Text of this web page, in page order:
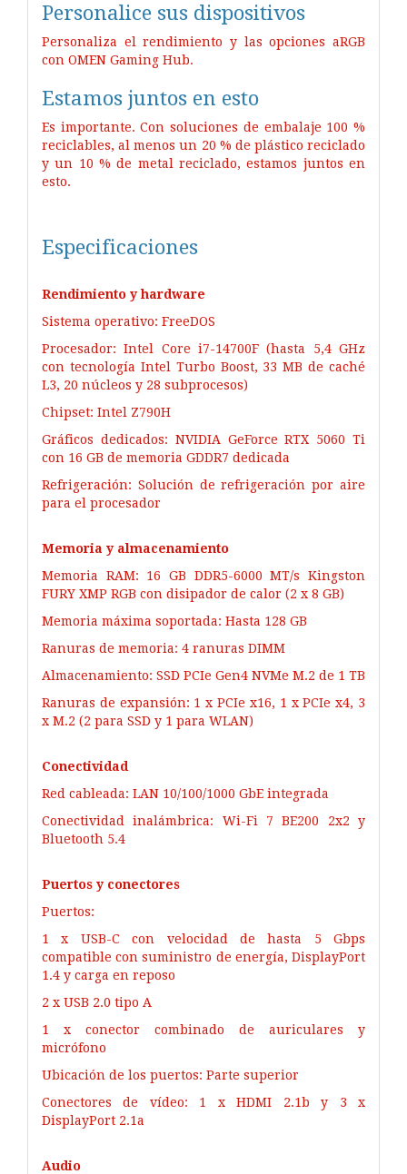
Personalice sus dispositivos
Personaliza el rendimiento y las opciones aRGB
con OMEN Gaming Hub.
Estamos juntos en esto
Es importante. Con soluciones de embalaje 100 %
reciclables, al menos un 20 % de plástico reciclado
y un 10 % de metal reciclado, estamos juntos en
esto.
Especificaciones
Rendimiento y hardware
Sistema operativo: FreeDOS
Procesador: Intel Core i7-14700F (hasta 5,4 GHz
con tecnología Intel Turbo Boost, 33 MB de caché
L3, 20 núcleos y 28 subprocesos)
Chipset: Intel Z790H
Gráficos dedicados: NVIDIA GeForce RTX 5060 Ti
con 16 GB de memoria GDDR7 dedicada
Refrigeración: Solución de refrigeración por aire
para el procesador
Memoria y almacenamiento
Memoria RAM: 16 GB DDR5-6000 MT/s Kingston
FURY XMP RGB con disipador de calor (2 x 8 GB)
Memoria máxima soportada: Hasta 128 GB
Ranuras de memoria: 4 ranuras DIMM
Almacenamiento: SSD PCIe Gen4 NVMe M.2 de 1 TB
Ranuras de expansión: 1 x PCIe x16, 1 x PCIe x4, 3
x M.2 (2 para SSD y 1 para WLAN)
Conectividad
Red cableada: LAN 10/100/1000 GbE integrada
Conectividad inalámbrica: Wi-Fi 7 BE200 2x2 y
Bluetooth 5.4
Puertos y conectores
Puertos:
1 x USB-C con velocidad de hasta 5 Gbps
compatible con suministro de energía, DisplayPort
1.4 y carga en reposo
2 x USB 2.0 tipo A
1 x conector combinado de auriculares y
micrófono
Ubicación de los puertos: Parte superior
Conectores de vídeo: 1 x HDMI 2.1b y 3 x
DisplayPort 2.1a
Audio